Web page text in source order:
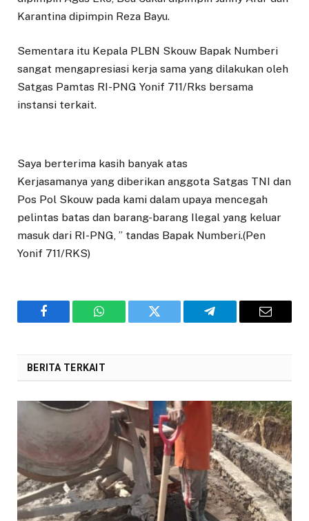
Karantina dipimpin Reza Bayu.
Sementara itu Kepala PLBN Skouw Bapak Numberi
sangat mengapresiasi kerja sama yang dilakukan oleh
Satgas Pamtas RI-PNG Yonif 711/Rks bersama
instansi terkait.
Saya berterima kasih banyak atas
Kerjasamanya yang diberikan anggota Satgas TNI dan
Pos Pol Skouw pada kami dalam upaya mencegah
pelintas batas dan barang-barang Ilegal yang keluar
masuk dari RI-PNG, ” tandas Bapak Numberi.(Pen
Yonif 711/RKS)
Facebook WhatsAppTwitter Telegram Email
BERITA TERKAIT